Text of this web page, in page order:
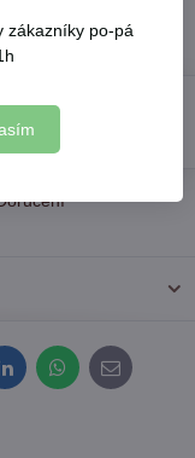
LinkedInWhatsApp
E-
mail
zákazníky po-pá